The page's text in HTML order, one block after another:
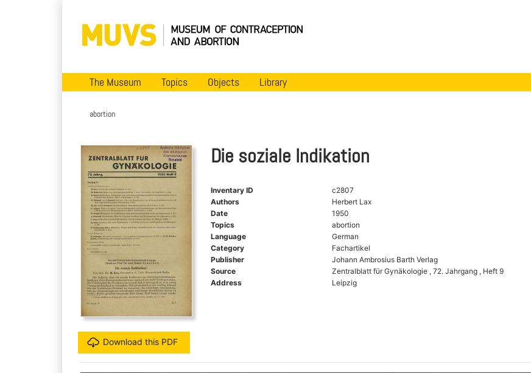
The Museum Topics Objects Library
abortion
Download this PDF
Die soziale Indikation
Inventary ID
c2807
Authors
Herbert Lax
Date
1950
Topics
abortion
Language
German
Category
Fachartikel
Publisher
Johann Ambrosius Barth Verlag
Source
Zentralblatt für Gynäkologie , 72. Jahrgang , Heft 9
Address
Leipzig